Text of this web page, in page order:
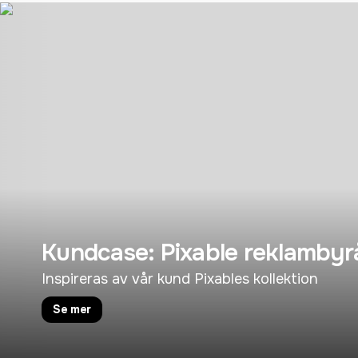
Kundcase: Pixable
Inspireras av vår kund Pixables kollektion
Se mer